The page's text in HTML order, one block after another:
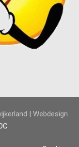
| Webdesign